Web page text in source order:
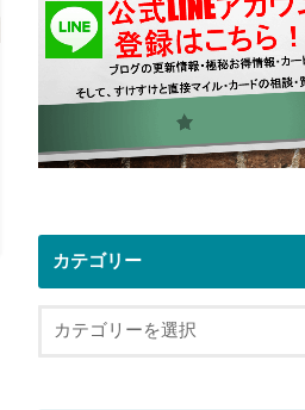
カテゴリー